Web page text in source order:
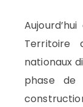
Territoire
nationaux
phase de